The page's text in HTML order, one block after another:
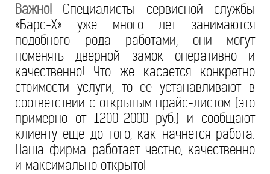
Важно! Специалисты сервисной службы
«Барс-Х» уже много лет занимаются
подобного рода работами, они могут
поменять дверной замок оперативно и
качественно! Что же касается конкретно
стоимости услуги, то ее устанавливают в
соответствии с открытым прайс-листом (это
примерно от 1200-2000 руб.) и сообщают
клиенту еще до того, как начнется работа.
Наша фирма работает честно, качественно
и максимально открыто!